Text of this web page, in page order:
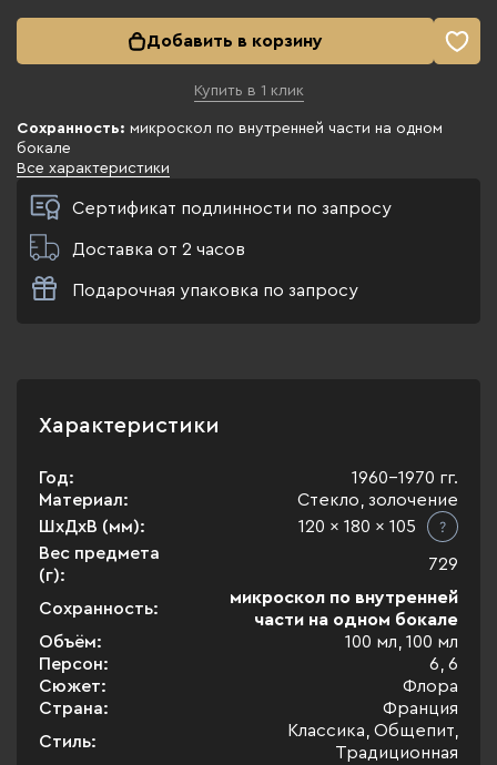
Добавить в корзину
Купить в 1 клик
Сохранность: микроскол по внутренней части на одном
бокале
Все характеристики
Сертификат подлинности по запросу
Доставка от 2 часов
Подарочная упаковка по запросу
Характеристики
Год:
1960-1970 гг.
Материал:
Стекло, золочение
ШхДхВ (мм):
120 x 180 x 105
Вес предмета
(г):
729
Сохранность:
микроскол по внутренней
части на одном бокале
Объём:
100 мл, 100 мл
Персон:
6, 6
Сюжет:
Флора
Страна:
Франция
Стиль:
Классика, Общепит,
Традиционная